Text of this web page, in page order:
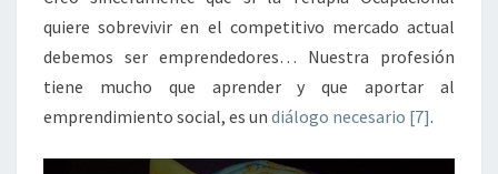
quiere sobrevivir en el competitivo mercado actual
debemos ser emprendedores… Nuestra profesión
tiene mucho que aprender y que aportar al
emprendimiento social, es un diálogo necesario [7].